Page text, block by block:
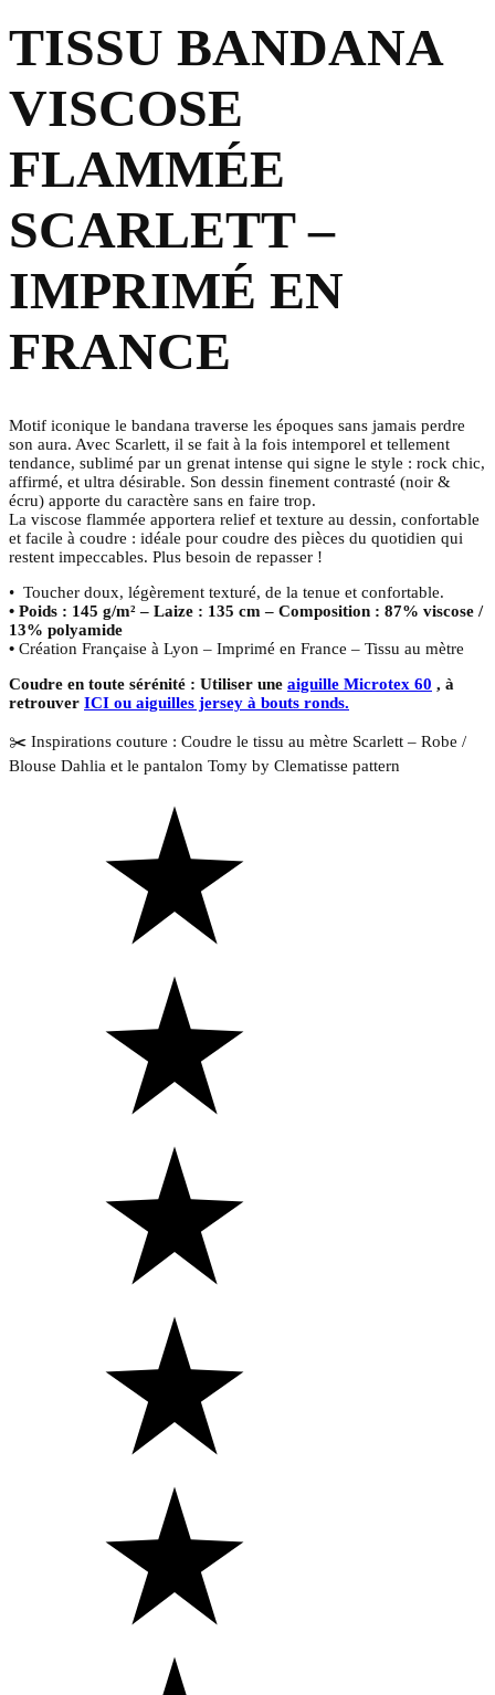
TISSU BANDANA
VISCOSE
FLAMMÉE
SCARLETT –
IMPRIMÉ EN
FRANCE
Motif iconique le bandana traverse les époques sans jamais perdre
son aura. Avec Scarlett, il se fait à la fois intemporel et tellement
tendance, sublimé par un grenat intense qui signe le style : rock chic,
affirmé, et ultra désirable. Son dessin finement contrasté (noir &
écru) apporte du caractère sans en faire trop.
La viscose flammée apportera relief et texture au dessin, confortable
et facile à coudre : idéale pour coudre des pièces du quotidien qui
restent impeccables. Plus besoin de repasser !
• Toucher doux, légèrement texturé, de la tenue et confortable.
• Poids : 145 g/m² – Laize : 135 cm – Composition : 87% viscose /
13% polyamide
• Création Française à Lyon – Imprimé en France – Tissu au mètre
Coudre en toute sérénité : Utiliser une aiguille Microtex 60 , à
retrouver ICI ou aiguilles jersey à bouts ronds.
✂️ Inspirations couture : Coudre le tissu au mètre Scarlett – Robe /
Blouse Dahlia et le pantalon Tomy by Clematisse pattern